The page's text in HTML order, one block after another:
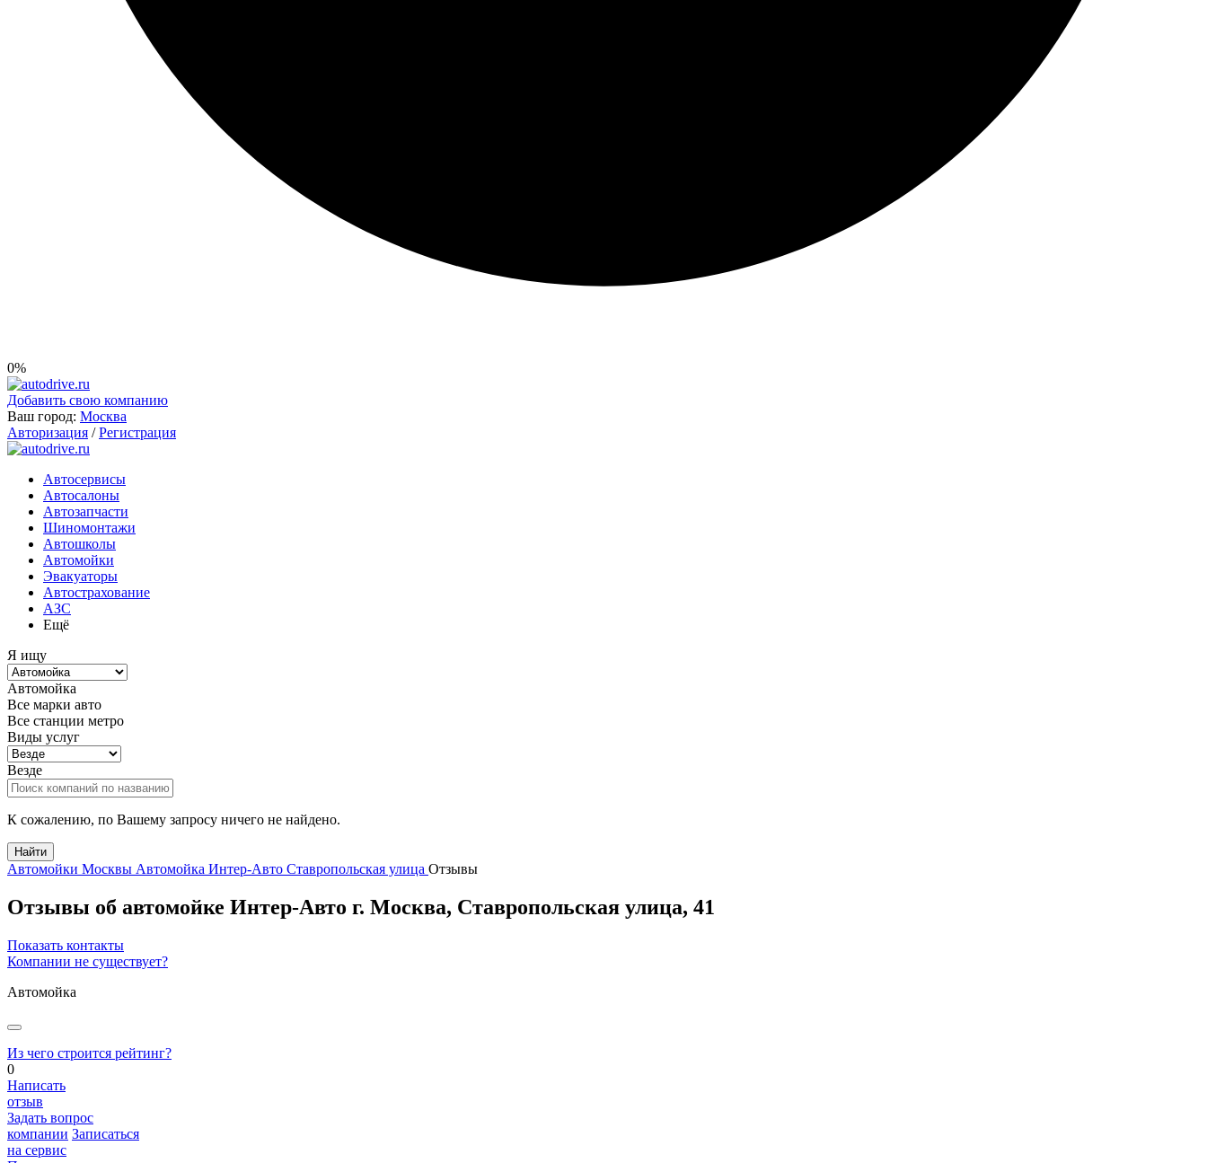
0%
Добавить свою компанию
Ваш город: Москва
Авторизация / Регистрация
Автосервисы
Автосалоны
Автозапчасти
Шиномонтажи
Автошколы
Автомойки
Эвакуаторы
Автострахование
АЗС
Ещё
Я ищу
Автомойка
Все марки авто
Все станции метро
Виды услуг
Везде
К сожалению, по Вашему запросу ничего не найдено.
Найти
Автомойки Москвы Автомойка Интер-Авто Ставропольская улица Отзывы
Отзывы об автомойке Интер-Авто г. Москва, Ставропольская улица, 41
Показать контакты
Компании не существует?
Автомойка
Из чего строится рейтинг?
0
Написать
отзыв
Задать вопрос
компании Записаться
на сервис